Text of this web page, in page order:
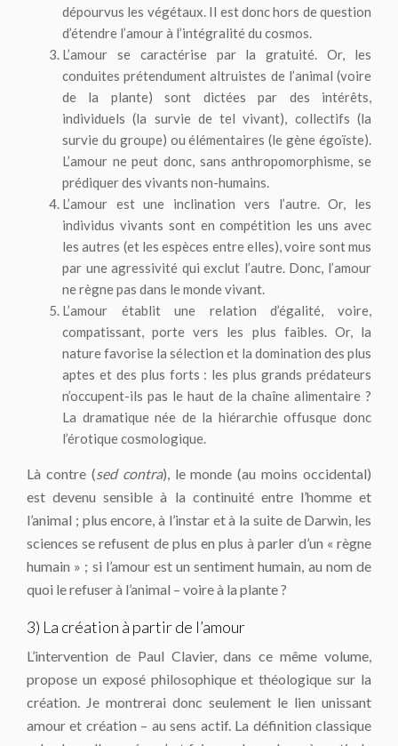
dépourvus les végétaux. Il est donc hors de question
d’étendre l’amour à l’intégralité du cosmos.
L’amour se caractérise par la gratuité. Or, les
conduites prétendument altruistes de l’animal (voire
de la plante) sont dictées par des intérêts,
individuels (la survie de tel vivant), collectifs (la
survie du groupe) ou élémentaires (le gène égoïste).
L’amour ne peut donc, sans anthropomorphisme, se
prédiquer des vivants non-humains.
L’amour est une inclination vers l’autre. Or, les
individus vivants sont en compétition les uns avec
les autres (et les espèces entre elles), voire sont mus
par une agressivité qui exclut l’autre. Donc, l’amour
ne règne pas dans le monde vivant.
L’amour établit une relation d’égalité, voire,
compatissant, porte vers les plus faibles. Or, la
nature favorise la sélection et la domination des plus
aptes et des plus forts : les plus grands prédateurs
n’occupent-ils pas le haut de la chaîne alimentaire ?
La dramatique née de la hiérarchie offusque donc
l’érotique cosmologique.
Là contre (sed contra), le monde (au moins occidental)
est devenu sensible à la continuité entre l’homme et
l’animal ; plus encore, à l’instar et à la suite de Darwin, les
sciences se refusent de plus en plus à parler d’un « règne
humain » ; si l’amour est un sentiment humain, au nom de
quoi le refuser à l’animal – voire à la plante ?
3) La création à partir de l’amour
L’intervention de Paul Clavier, dans ce même volume,
propose un exposé philosophique et théologique sur la
création. Je montrerai donc seulement le lien unissant
amour et création – au sens actif. La définition classique